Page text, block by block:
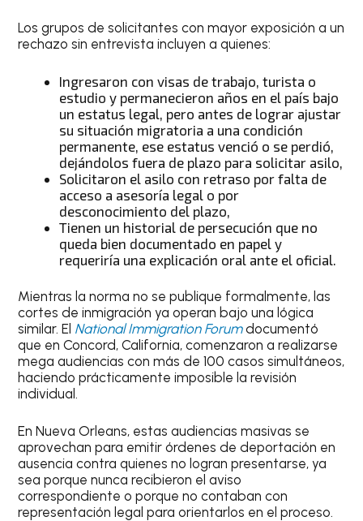
Los grupos de solicitantes con mayor exposición a un
rechazo sin entrevista incluyen a quienes:
Ingresaron con visas de trabajo, turista o
estudio y permanecieron años en el país bajo
un estatus legal, pero antes de lograr ajustar
su situación migratoria a una condición
permanente, ese estatus venció o se perdió,
dejándolos fuera de plazo para solicitar asilo,
Solicitaron el asilo con retraso por falta de
acceso a asesoría legal o por
desconocimiento del plazo,
Tienen un historial de persecución que no
queda bien documentado en papel y
requeriría una explicación oral ante el oficial.
Mientras la norma no se publique formalmente, las
cortes de inmigración ya operan bajo una lógica
similar. El National Immigration Forumdocumentó
que en Concord, California, comenzaron a realizarse
mega audiencias con más de 100 casos simultáneos,
haciendo prácticamente imposible la revisión
individual.
En Nueva Orleans, estas audiencias masivas se
aprovechan para emitir órdenes de deportación en
ausencia contra quienes no logran presentarse, ya
sea porque nunca recibieron el aviso
correspondiente o porque no contaban con
representación legal para orientarlos en el proceso.